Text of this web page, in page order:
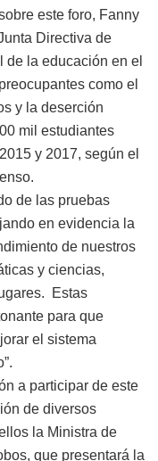
este foro, Fanny
Directiva de
la educación en el
como el
y la deserción
mil estudiantes
y 2017, según el
de las pruebas
en evidencia la
de nuestros
y ciencias,
Estas
para que
el sistema
a participar de este
de diversos
la Ministra de
que presentará la